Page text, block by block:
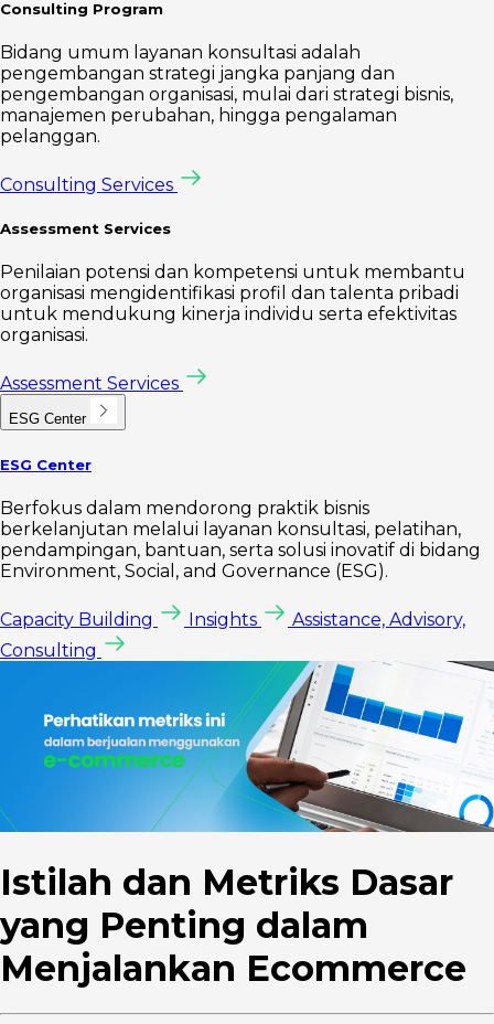
Consulting Program
Bidang umum layanan konsultasi adalah
pengembangan strategi jangka panjang dan
pengembangan organisasi, mulai dari strategi bisnis,
manajemen perubahan, hingga pengalaman
pelanggan.
Consulting Services
Assessment Services
Penilaian potensi dan kompetensi untuk membantu
organisasi mengidentifikasi profil dan talenta pribadi
untuk mendukung kinerja individu serta efektivitas
organisasi.
Assessment Services
ESG Center
ESG Center
Berfokus dalam mendorong praktik bisnis
berkelanjutan melalui layanan konsultasi, pelatihan,
pendampingan, bantuan, serta solusi inovatif di bidang
Environment, Social, and Governance (ESG).
Capacity Building Insights
Assistance, Advisory,
Consulting
Istilah dan Metriks Dasar
yang Penting dalam
Menjalankan Ecommerce